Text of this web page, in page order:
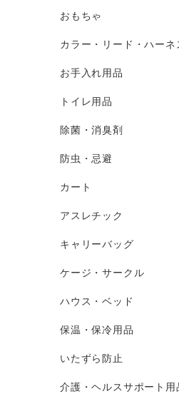
おもちゃ
カラー・リード・ハーネ
お手入れ用品
トイレ用品
除菌・消臭剤
防虫・忌避
カート
アスレチック
キャリーバッグ
ケージ・サークル
ハウス・ベッド
保温・保冷用品
いたずら防止
介護・ヘルスサポート用